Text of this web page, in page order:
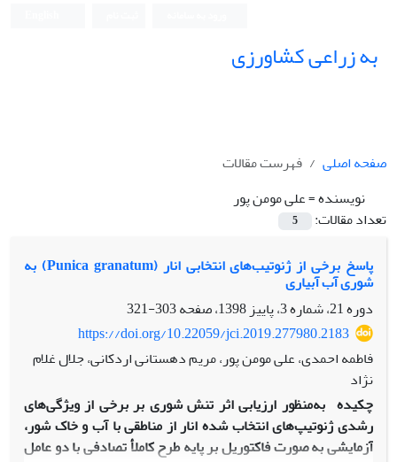
به زراعی کشاورزی
صفحه اصلی
فهرست مقالات
نویسنده =علی مومن پور
تعداد مقالات:
5
پاسخ برخی از ژنوتیب‌های انتخابی انار (Punica granatum) به
شوری آب آبیاری
دوره 21، شماره 3، پاییز 1398، صفحه
303-321
https://doi.org/10.22059/jci.2019.277980.2183
فاطمه احمدی، علی مومن پور، مریم دهستانی اردکانی، جلال غلام
نژاد
چکیده به‌منظور ارزیابی اثر تنش شوری بر برخی از ویژگی‌های
رشدی ژنوتیپ‌های انتخاب شده انار از مناطقی با آب و خاک شور،
آزمایشی به صورت فاکتوریل بر پایه طرح کاملأ تصادفی با دو عامل